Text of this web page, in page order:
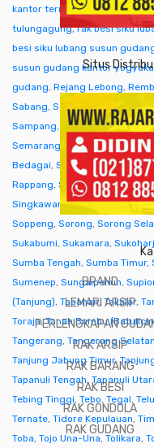
kantor ternate tidore,rak
tulungagung,rak besi siku
besi siku lubang susun
susun gudang kantor
gudang, Rejang Lebong,
Sabang, Sabu Raijua ,Salatiga
Sampang, Sanggau,Sarmi,
Semarang
Seram Bagian Barat
Bedagai, Seruyan (Kuala
Rappang, Sidoarjo,Sigi,
Singkawang,Sinjai,Sintang,
Soppeng, Sorong, Sorong
Sukabumi, Sukamara,
Sumba Tengah, Sumba Timur,
Sumenep, Sungaipenuh,
(Tanjung), Tabanan, Takalar,
Toraja,Tanah Bumbu
Tangerang, Tangerang Selatan
Tanjung Jabung Timur,
Tapanuli Tengah, Tapanuli
Tebing Tinggi, Tebo, Tegal,
Ternate, Tidore Kepulauan,
Toba, Tojo Una-Una, Tolikara,
Situs
BRAND
LEMARI ARSIP
PERLENGKAPAN
RAK ARSIP
RAK BARANG
RAK BESI
RAK GONDOLA
RAK GUDANG